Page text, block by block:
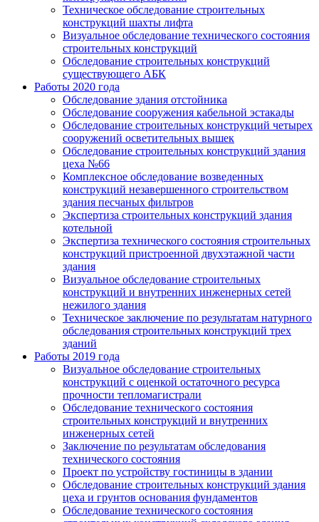
Техническое обследование строительных
конструкций шахты лифта
Визуальное обследование технического состояния
строительных конструкций
Обследование строительных конструкций
существующего АБК
Работы 2020 года
Обследование здания отстойника
Обследование сооружения кабельной эстакады
Обследование строительных конструкций четырех
сооружений осветительных вышек
Обследование строительных конструкций здания
цеха №66
Комплексное обследование возведенных
конструкций незавершенного строительством
здания песчаных фильтров
Экспертиза строительных конструкций здания
котельной
Экспертиза технического состояния строительных
конструкций пристроенной двухэтажной части
здания
Визуальное обследование строительных
конструкций и внутренних инженерных сетей
нежилого здания
Техническое заключение по результатам натурного
обследования строительных конструкций трех
зданий
Работы 2019 года
Визуальное обследование строительных
конструкций с оценкой остаточного ресурса
прочности тепломагистрали
Обследование технического состояния
строительных конструкций и внутренних
инженерных сетей
Заключение по результатам обследования
технического состояния
Проект по устройству гостиницы в здании
Обследование строительных конструкций здания
цеха и грунтов основания фундаментов
Обследование технического состояния